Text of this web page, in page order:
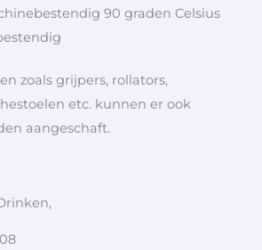
90 graden Celsius
zoals grijpers, rollators,
etc. kunnen er ook
aangeschaft.